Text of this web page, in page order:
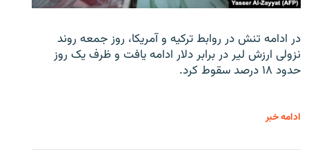
در ادامه تنش در روابط ترکیه و آمریکا، روز جمعه روند
نزولی ارزش لیر در برابر دلار ادامه یافت و ظرف یک روز
حدود ۱۸ درصد سقوط کرد.
ادامه خبر